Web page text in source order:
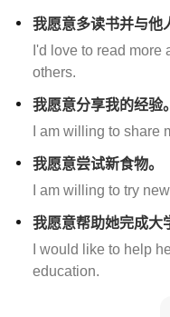
我愿意多读书并与他
I'd love to read more
others.
我愿意分享我的经验。
I am willing to share
我愿意尝试新食物。
I am willing to try
我愿意帮助她完成大
I would like to help
education.